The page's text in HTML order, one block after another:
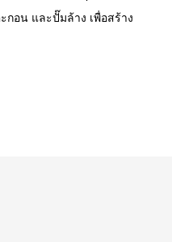
กอน และปั๊มล้าง เพื่อสร้าง